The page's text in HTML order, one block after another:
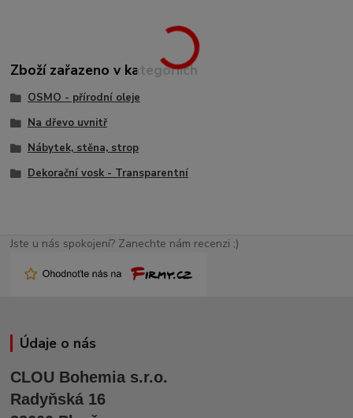
Zboží zařazeno v kategoriích
OSMO - přírodní oleje
Na dřevo uvnitř
Nábytek, stěna, strop
Dekorační vosk - Transparentní
Jste u nás spokojení? Zanechte nám recenzi ;)
Údaje o nás
CLOU Bohemia s.r.o.
Radyňská 16